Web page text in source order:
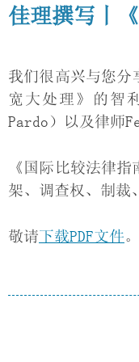
佳理撰写丨
我们很高兴与您
宽大处理》的智
Pardo）以及律师
《国际比较法律
架、调查权、制裁
敬请下载PDF文件。